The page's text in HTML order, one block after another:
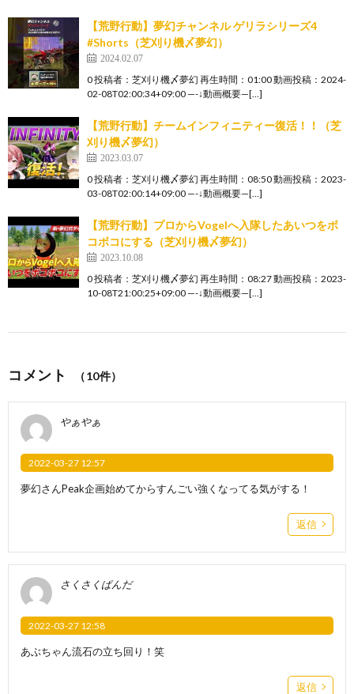
【荒野行動】夢幻チャンネル ゲリラシリーズ4
#Shorts（芝刈り機〆夢幻）
2024.02.07
0 投稿者：芝刈り機〆夢幻 再生時間：01:00 動画投稿：2024-
02-08T02:00:34+09:00 —-↓動画概要—[…]
【荒野行動】チームインフィニティー復活！！（芝
刈り機〆夢幻）
2023.03.07
0 投稿者：芝刈り機〆夢幻 再生時間：08:50 動画投稿：2023-
03-08T02:00:14+09:00 —-↓動画概要—[…]
【荒野行動】プロからVogelへ入隊したあいつをボ
コボコにする（芝刈り機〆夢幻）
2023.10.08
0 投稿者：芝刈り機〆夢幻 再生時間：08:27 動画投稿：2023-
10-08T21:00:25+09:00 —-↓動画概要—[…]
コメント （10件）
やぁやぁ
2022-03-27 12:57
夢幻さんPeak企画始めてからすんごい強くなってる気がする！
返信
さくさくぱんだ
2022-03-27 12:58
あぶちゃん流石の立ち回り！笑
返信